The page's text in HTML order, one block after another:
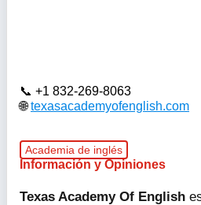
+1 832-269-8063
texasacademyofenglish.com
Academia de inglés
Información y Opiniones
Texas Academy Of English